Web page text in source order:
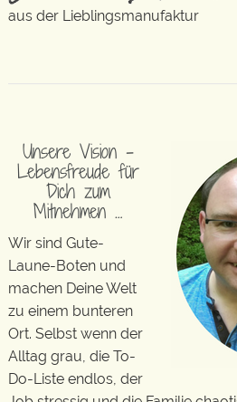
aus der Lieblingsmanufaktur
Unsere Vision –
Lebensfreude für
Dich zum
Mitnehmen …
Wir sind Gute-
Laune-Boten und
machen Deine Welt
zu einem bunteren
Ort. Selbst wenn der
Alltag grau, die To-
Do-Liste endlos, der